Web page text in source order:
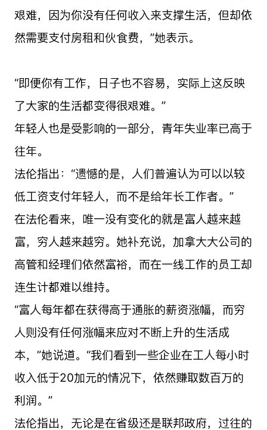
艰难，因为你没有任何收入来支撑生活，但却依
然需要支付房租和伙食费，”她表示。
“即便你有工作，日子也不容易，实际上这反映
了大家的生活都变得很艰难。”
年轻人也是受影响的一部分，青年失业率已高于
往年。
法伦指出：“遗憾的是，人们普遍认为可以以较
低工资支付年轻人，而不是给年长工作者。”
在法伦看来，唯一没有变化的就是富人越来越
富，穷人越来越穷。她补充说，加拿大大公司的
高管和经理们依然富裕，而在一线工作的员工却
连生计都难以维持。
“富人每年都在获得高于通胀的薪资涨幅，而穷
人则没有任何涨幅来应对不断上升的生活成
本，”她说道。“我们看到一些企业在工人每小时
收入低于20加元的情况下，依然赚取数百万的
利润。”
法伦指出，无论是在省级还是联邦政府，过往的